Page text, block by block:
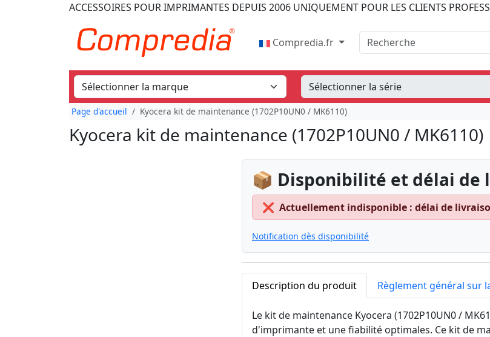
ACCESSOIRES POUR IMPRIMANTES DEPUIS 2006 UNIQUEMENT POUR LES CLIENTS
Compredia.fr Recherche
Page d'accueil Kyocera kit de maintenance (1702P10UN0 / MK6110)
Kyocera kit de maintenance (1702P10UN0 / MK6110)
📦 Disponibilité et délai de
❌ Actuellement indisponible : délai de
Notification dès disponibilité
Description du produit Règlement général sur
Le kit de maintenance Kyocera (1702P10UN0 /
d'imprimante et une fiabilité optimales. Ce kit de